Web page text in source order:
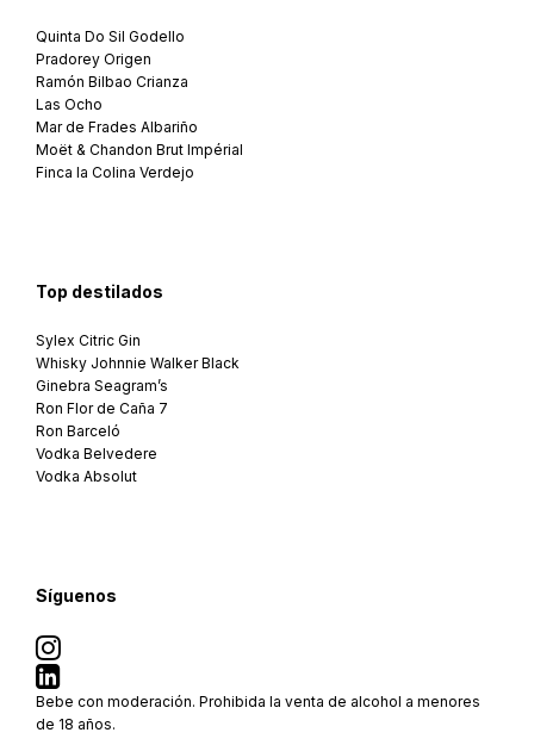
Quinta Do Sil Godello
Pradorey Origen
Ramón Bilbao Crianza
Las Ocho
Mar de Frades Albariño
Moët & Chandon Brut Impérial
Finca la Colina Verdejo
Top destilados
Sylex Citric Gin
Whisky Johnnie Walker Black
Ginebra Seagram’s
Ron Flor de Caña 7
Ron Barceló
Vodka Belvedere
Vodka Absolut
Síguenos
Bebe con moderación. Prohibida la venta de alcohol a menores
de 18 años.